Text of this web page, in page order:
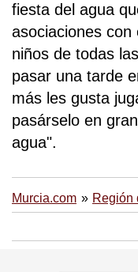
fiesta del agua
asociaciones
niños de todas
pasar una tarde
más les gusta
pasárselo en
agua".
Murcia.com Región